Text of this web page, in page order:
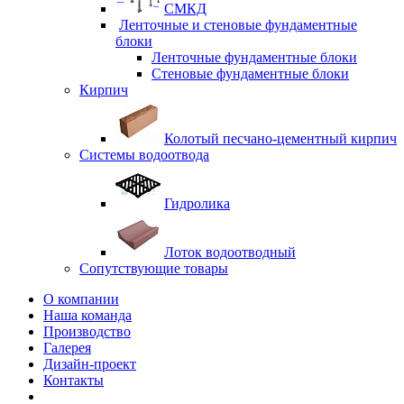
СМКД
Ленточные и стеновые фундаментные
блоки
Ленточные фундаментные блоки
Стеновые фундаментные блоки
Кирпич
Колотый песчано-цементный кирпич
Системы водоотвода
Гидролика
Лоток водоотводный
Сопутствующие товары
О компании
Наша команда
Производство
Галерея
Дизайн-проект
Контакты